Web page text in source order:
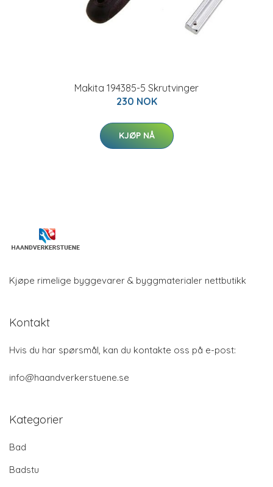
Makita 194385-5 Skrutvinger
230 NOK
KJØP NÅ
Kjøpe rimelige byggevarer & byggmaterialer nettbutikk
Kontakt
Hvis du har spørsmål, kan du kontakte oss på e-post:
info@haandverkerstuene.se
Kategorier
Bad
Badstu